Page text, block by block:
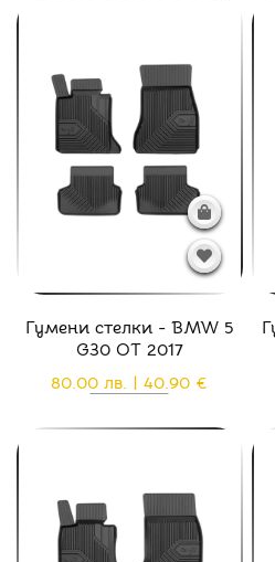
Гумени стелки - BMW 5
G30 ОТ 2017
80.00 лв. | 40.90 €